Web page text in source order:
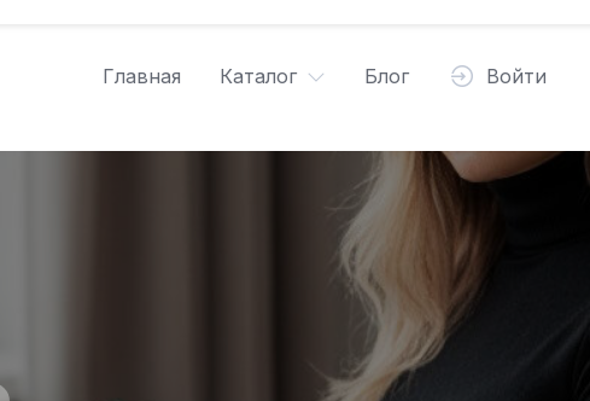
Главная Каталог Блог Войти